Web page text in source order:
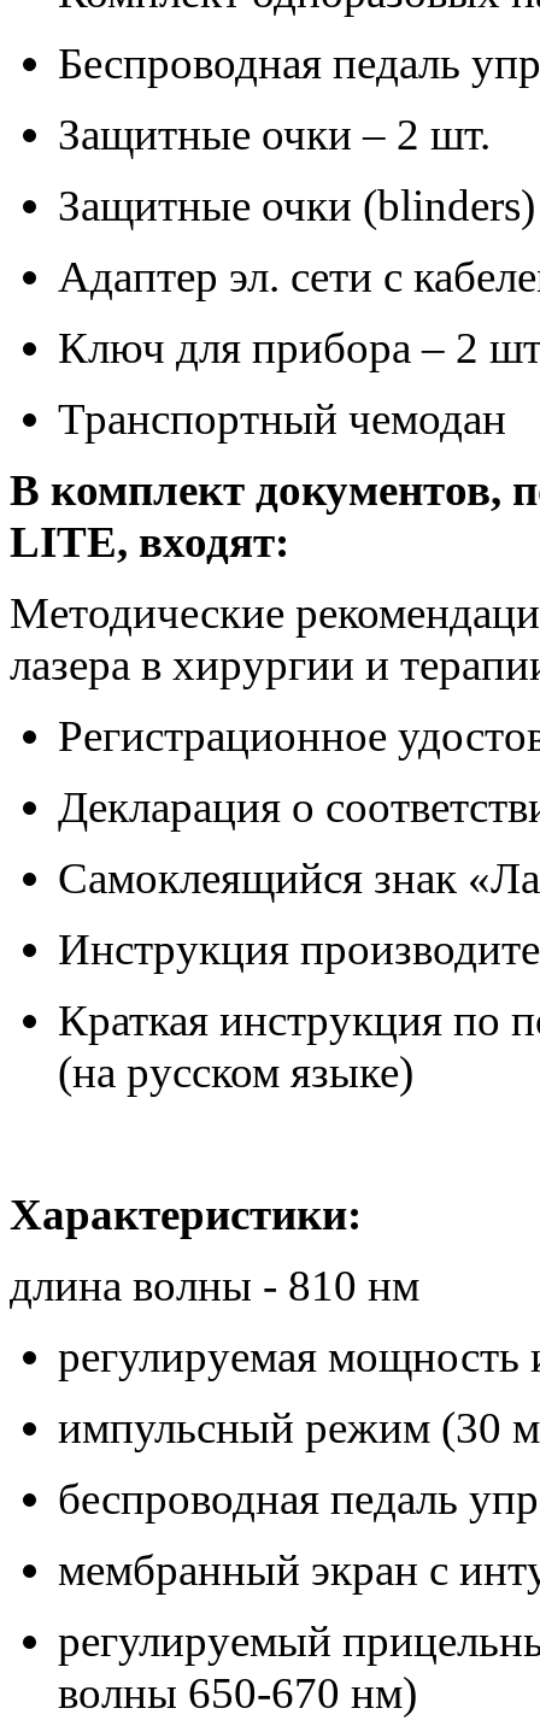
Беспроводная педаль
Защитные очки – 2 шт.
Защитные очки
Адаптер эл. сети с
Ключ для прибора – 2
Транспортный чемодан
В комплект документов,
LITE, входят:
Методические
лазера в хирургии и
Регистрационное
Декларация о
Самоклеящийся знак
Инструкция
Краткая инструкция по
(на русском языке)
Характеристики:
длина волны - 810 нм
регулируемая
импульсный режим (30
беспроводная педаль
мембранный экран с
регулируемый
волны 650-670 нм)